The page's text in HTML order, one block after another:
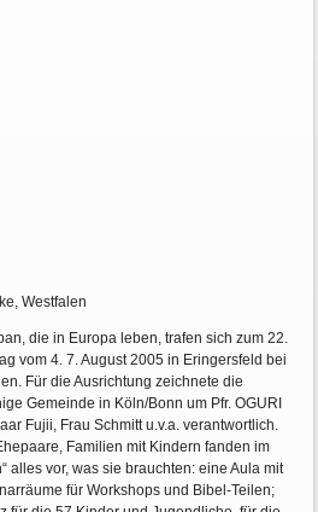
Westfalen
die in Europa leben, trafen sich zum 22.
vom 4. 7. August 2005 in Eringersfeld bei
Für die Ausrichtung zeichnete die
Gemeinde in Köln/Bonn um Pfr. OGURI
Fujii, Frau Schmitt u.v.a. verantwortlich.
Familien mit Kindern fanden im
alles vor, was sie brauchten: eine Aula mit
für Workshops und Bibel-Teilen;